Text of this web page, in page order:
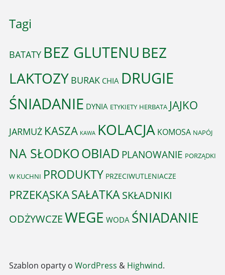
Tagi
BATATY BEZ GLUTENU BEZ
LAKTOZY BURAK CHIA DRUGIE
ŚNIADANIE DYNIA ETYKIETY HERBATA JAJKO
JARMUŻ KASZA KAWA KOLACJA KOMOSA NAPÓJ
NA SŁODKOOBIAD PLANOWANIE PORZĄDKI
W KUCHNI PRODUKTY PRZECIWUTLENIACZE
PRZEKĄSKASAŁATKASKŁADNIKI
ODŻYWCZEWEGE WODA ŚNIADANIE
Szablon oparty o WordPress & Highwind.